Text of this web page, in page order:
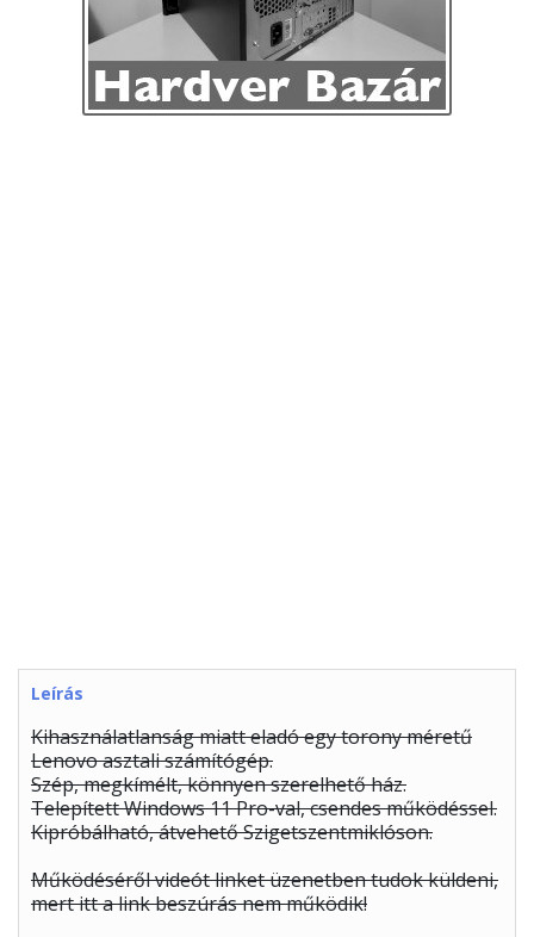
Leírás
Kihasználatlanság miatt eladó egy torony méretű
Lenovo asztali számítógép.
Szép, megkímélt, könnyen szerelhető ház.
Telepített Windows 11 Pro-val, csendes működéssel.
Kipróbálható, átvehető Szigetszentmiklóson.
Működéséről videót linket üzenetben tudok küldeni,
mert itt a link beszúrás nem működik!